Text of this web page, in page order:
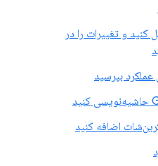
و تغییرات را در